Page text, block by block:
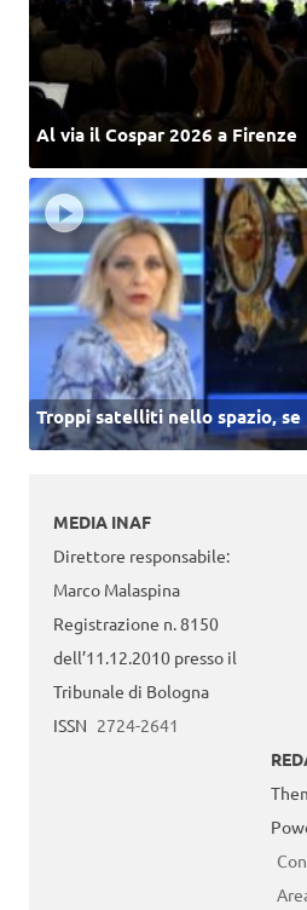
Al via il Cospar 2026 a Firenze
Troppi satelliti nello spazio, se
MEDIA INAF
Direttore responsabile:
Marco Malaspina
Registrazione n. 8150
dell’11.12.2010 presso il
Tribunale di Bologna
ISSN 2724-2641